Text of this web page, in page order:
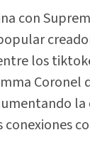
con
los
Coronel
la
conexiones